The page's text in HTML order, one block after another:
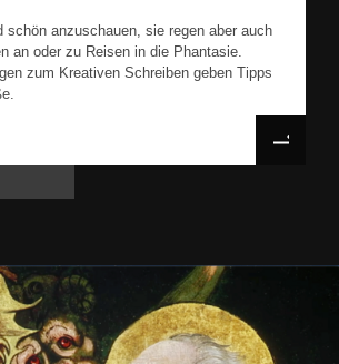
schön anzuschauen, sie regen aber auch
an oder zu Reisen in die Phantasie.
zum Kreativen Schreiben geben Tipps